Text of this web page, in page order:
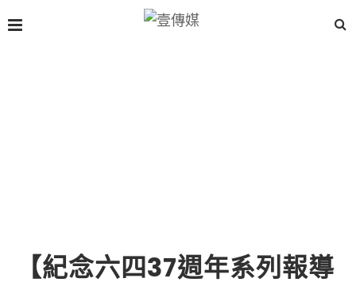
【紀念六四37週年系列報導